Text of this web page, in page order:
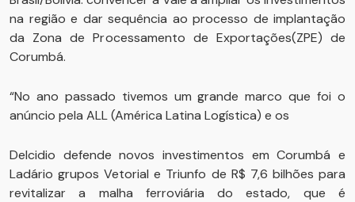
na região e dar sequência ao processo de implantação
da Zona de Processamento de Exportações(ZPE) de
Corumbá.
“No ano passado tivemos um grande marco que foi o
anúncio pela ALL (América Latina Logística) e os
Delcidio defende novos investimentos em Corumbá e
Ladário grupos Vetorial e Triunfo de R$ 7,6 bilhões para
revitalizar a malha ferroviária do estado, que é